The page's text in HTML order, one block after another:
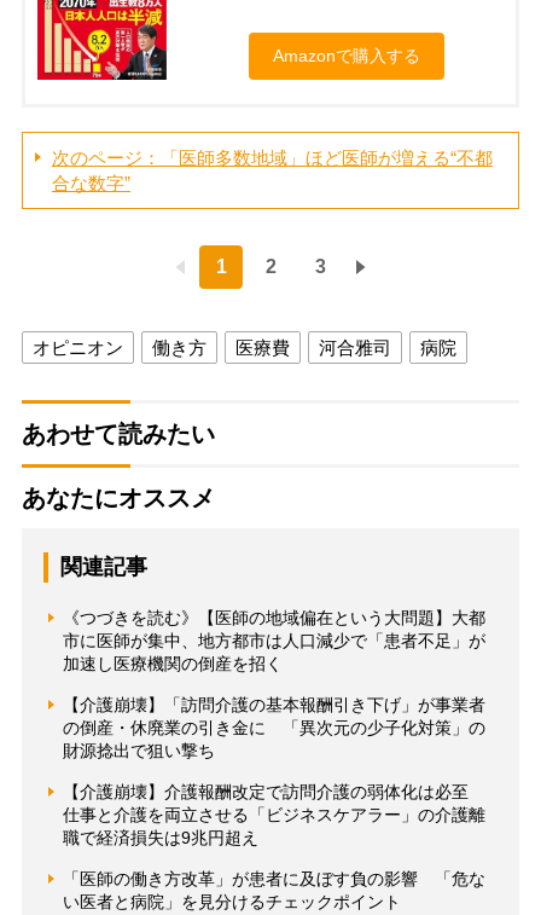
Amazonで購入する
次のページ：「医師多数地域」ほど医師が増える“不都
合な数字”
1 2 3
オピニオン 働き方 医療費 河合雅司 病院
あわせて読みたい
あなたにオススメ
関連記事
《つづきを読む》【医師の地域偏在という大問題】大都
市に医師が集中、地方都市は人口減少で「患者不足」が
加速し医療機関の倒産を招く
【介護崩壊】「訪問介護の基本報酬引き下げ」が事業者
の倒産・休廃業の引き金に 「異次元の少子化対策」の
財源捻出で狙い撃ち
【介護崩壊】介護報酬改定で訪問介護の弱体化は必至
仕事と介護を両立させる「ビジネスケアラー」の介護離
職で経済損失は9兆円超え
「医師の働き方改革」が患者に及ぼす負の影響 「危な
い医者と病院」を見分けるチェックポイント